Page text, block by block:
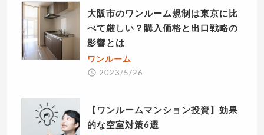
大阪市のワンルーム規制は東京に比
べて厳しい？購入価格と出口戦略の
影響とは
ワンルーム
2023/5/26
【ワンルームマンション投資】効果
的な空室対策6選